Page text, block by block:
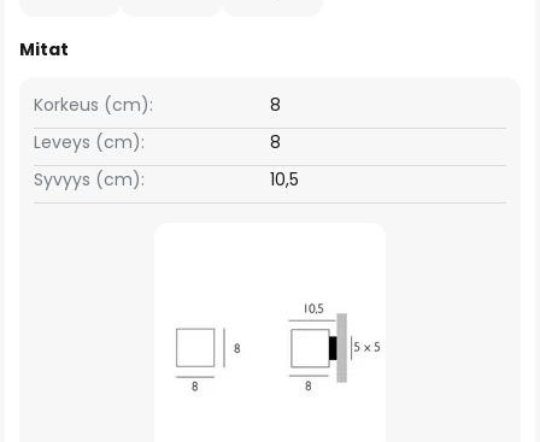
Mitat
Leveys (cm): 8
Korkeus (cm): 8
Syvyys (cm): 10,5